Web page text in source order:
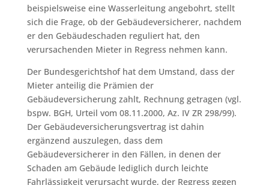
beispielsweise eine Wasserleitung angebohrt, stellt
sich die Frage, ob der Gebäudeversicherer, nachdem
er den Gebäudeschaden reguliert hat, den
verursachenden Mieter in Regress nehmen kann.
Der Bundesgerichtshof hat dem Umstand, dass der
Mieter anteilig die Prämien der
Gebäudeversicherung zahlt, Rechnung getragen (vgl.
bspw. BGH, Urteil vom 08.11.2000, Az. IV ZR 298/99).
Der Gebäudeversicherungsvertrag ist dahin
ergänzend auszulegen, dass dem
Gebäudeversicherer in den Fällen, in denen der
Schaden am Gebäude lediglich durch leichte
Fahrlässigkeit verursacht wurde, der Regress gegen